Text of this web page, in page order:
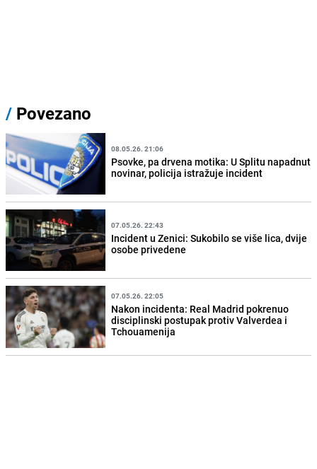
/ Povezano
08.05.26. 21:06
Psovke, pa drvena motika: U Splitu napadnut
novinar, policija istražuje incident
07.05.26. 22:43
Incident u Zenici: Sukobilo se više lica, dvije
osobe privedene
07.05.26. 22:05
Nakon incidenta: Real Madrid pokrenuo
disciplinski postupak protiv Valverdea i
Tchouamenija